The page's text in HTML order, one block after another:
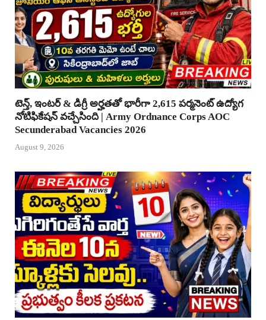
టెన్త్, ఇంటర్ & డిగ్రీ అర్హతతో భారీగా 2,615 పర్మనెంట్ ఉద్యోగ
నోటిఫికేషన్ వచ్చేసింది | Army Ordnance Corps AOC
Secunderabad Vacancies 2026
August 9, 2026